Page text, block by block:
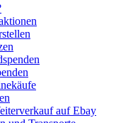
auf Ebay